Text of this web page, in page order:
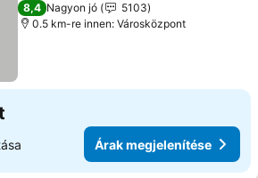
8,4 Nagyon jó
5103
0.5 km-re innen: Városközpont
Árak megjelenítése